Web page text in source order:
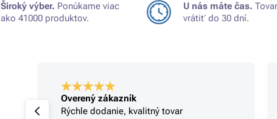
Široký výber. Ponúkame viac
ako 41000 produktov.
U nás máte čas.
vrátiť do 30 dní.
Overený zákazník
Rýchle dodanie, kvalitný tovar